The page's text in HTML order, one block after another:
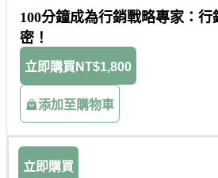
100分鐘成為行銷戰略專家：
密！
立即購買 NT$1,800
添加至購物車
立即購買